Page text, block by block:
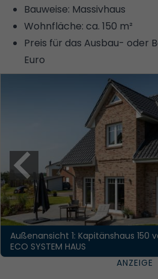
Bauweise: Massivhaus
Wohnfläche: ca. 150 m²
Preis für das Ausbau- oder
Euro
Außenansicht 1: Kapitänshaus 150
ECO SYSTEM HAUS